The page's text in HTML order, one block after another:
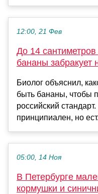
12:00, 21 Фев
До 14
бананы
Биолог объяснил,
быть бананы, чтобы
российский
принципиален, но
05:00, 14 Ноя
В Петербурге
кормушки и